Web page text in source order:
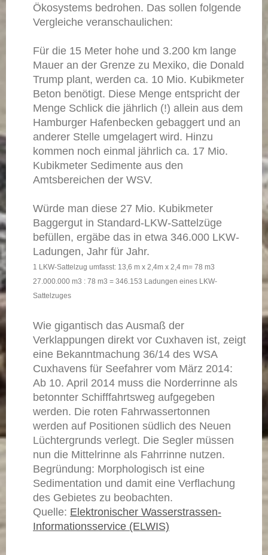
Ökosystems bedrohen. Das sollen folgende
Vergleiche veranschaulichen:
Für die 15 Meter hohe und 3.200 km lange
Mauer an der Grenze zu Mexiko, die Donald
Trump plant, werden ca. 10 Mio. Kubikmeter
Beton benötigt. Diese Menge entspricht der
Menge Schlick die jährlich (!) allein aus dem
Hamburger Hafenbecken gebaggert und an
anderer Stelle umgelagert wird. Hinzu
kommen noch einmal jährlich ca. 17 Mio.
Kubikmeter Sedimente aus den
Amtsbereichen der WSV.
Würde man diese 27 Mio. Kubikmeter
Baggergut in Standard-LKW-Sattelzüge
befüllen, ergäbe das in etwa 346.000 LKW-
Ladungen, Jahr für Jahr.
1 LKW-Sattelzug umfasst: 13,6 m x 2,4m x 2,4 m= 78 m3
27.000.000 m3 : 78 m3 = 346.153 Ladungen eines LKW-
Sattelzuges
Wie gigantisch das Ausmaß der
Verklappungen direkt vor Cuxhaven ist, zeigt
eine Bekanntmachung 36/14 des WSA
Cuxhavens für Seefahrer vom März 2014:
Ab 10. April 2014 muss die Norderrinne als
betonnter Schifffahrtsweg aufgegeben
werden. Die roten Fahrwassertonnen
werden auf Positionen südlich des Neuen
Lüchtergrunds verlegt. Die Segler müssen
nun die Mittelrinne als Fahrrinne nutzen.
Begründung: Morphologisch ist eine
Sedimentation und damit eine Verflachung
des Gebietes zu beobachten.
Quelle: Elektronischer Wasserstrassen-
Informationsservice (ELWIS)